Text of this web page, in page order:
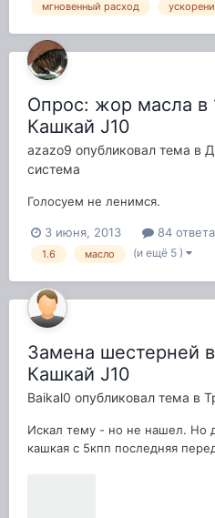
используется. вот думаю:
мгновенный расход
Опрос: жор масла в
Кашкай J10
azazo9 опубликовал тема в
система
Голосуем не ленимся.
3 июня, 2013 84 ответа
1.6 масло (и ещё 5 )
Замена шестерней
Кашкай J10
Baikal0 опубликовал тема в
Искал тему - но не нашел. Но
кашкая с 5кпп последняя